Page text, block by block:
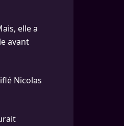
elle a
avant
Nicolas